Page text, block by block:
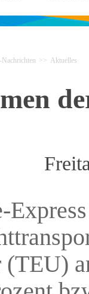
Nachrichten >> Aktuelles
(TEU)